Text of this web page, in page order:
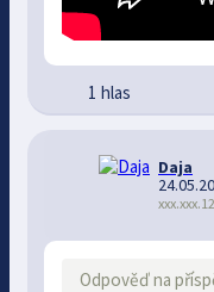
1 hlas
Daja
Odpověď na